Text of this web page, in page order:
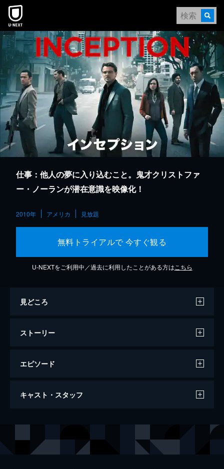
本文へスキップ
仕事：他人の夢に入り込むこと。鬼才クリストファ
ー・ノーランが潜在意識を映像化！
2010年 アメリカ 見放題
無料トライアルで 今すぐ観る
U-NEXTをご利用中／過去に利用したことがある方は こちら
見どころ
ストーリー
エピソード
インセプション
う犯罪分野としては最高の技術を持つコブ。
任務が課せられて…!?
キャスト・スタッフ
サイトー 渡辺謙